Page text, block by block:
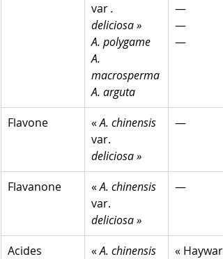
var .
deliciosa »
A. polygame
A.
macrosperma
A. arguta
—
—
—
Flavone « A. chinensis
var.
deliciosa »
—
Flavanone « A. chinensis
var.
deliciosa »
—
Acides
« A. chinensis
«